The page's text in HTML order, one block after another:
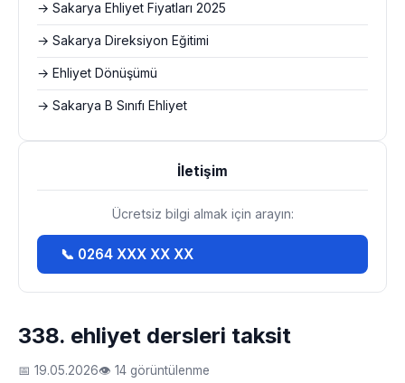
338. ehliyet dersleri taksit
📅 19.05.2026👁 14 görüntülenme
→ Sakarya Ehliyet Fiyatları 2025
→ Sakarya Direksiyon Eğitimi
→ Ehliyet Dönüşümü
→ Sakarya B Sınıfı Ehliyet
İletişim
Ücretsiz bilgi almak için arayın:
📞 0264 XXX XX XX